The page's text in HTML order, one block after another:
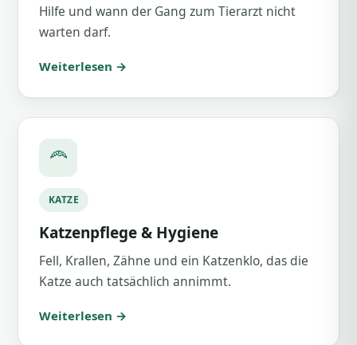
Hilfe und wann der Gang zum Tierarzt nicht
warten darf.
Weiterlesen →
🦰
KATZE
Katzenpflege & Hygiene
Fell, Krallen, Zähne und ein Katzenklo, das die
Katze auch tatsächlich annimmt.
Weiterlesen →